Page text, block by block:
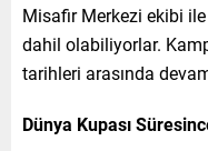
Misafir Merkezi ekibi
dahil olabiliyorlar.
tarihleri arasında
Dünya Kupası